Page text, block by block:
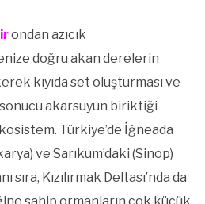
ondan azıcık
doğru akan derelerin
kıyıda set oluşturması ve
sonucu akarsuyun biriktiği
Türkiye’de İğneada
ve Sarıkum’daki (Sinop)
sıra, Kızılırmak Deltası’nda da